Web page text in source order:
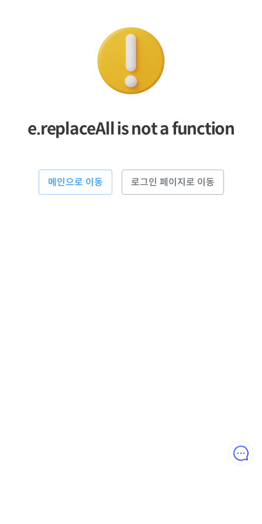
e.replaceAll is not a function
메인으로 이동 로그인 페이지로 이동